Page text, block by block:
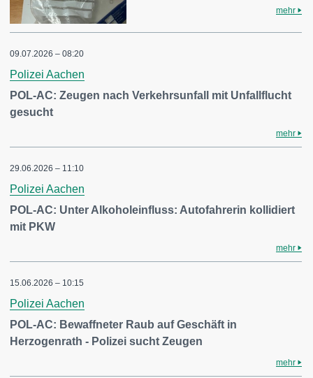
mehr
09.07.2026 – 08:20
Polizei Aachen
POL-AC: Zeugen nach Verkehrsunfall mit Unfallflucht
gesucht
mehr
29.06.2026 – 11:10
Polizei Aachen
POL-AC: Unter Alkoholeinfluss: Autofahrerin kollidiert
mit PKW
mehr
15.06.2026 – 10:15
Polizei Aachen
POL-AC: Bewaffneter Raub auf Geschäft in
Herzogenrath - Polizei sucht Zeugen
mehr